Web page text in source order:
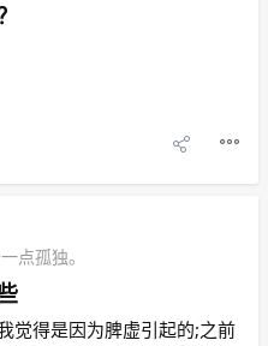
点孤独。
觉得是因为脾虚引起的;之前